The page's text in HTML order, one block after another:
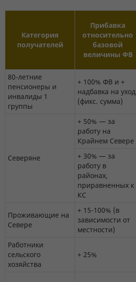
Категория
получателей
Прибавка
относительно
базовой
величины ФВ
80-летние
пенсионеры и
инвалиды 1
группы
+ 100% ФВ и +
надбавка на уход
(фикс. сумма)
Северяне
+ 50% — за
работу на
Крайнем Севере
+ 30% — за
работу в
районах,
приравненных к
КС
Проживающие на
Севере
+ 15-100% (в
зависимости от
местности)
Работники
сельского
хозяйства
+ 25%